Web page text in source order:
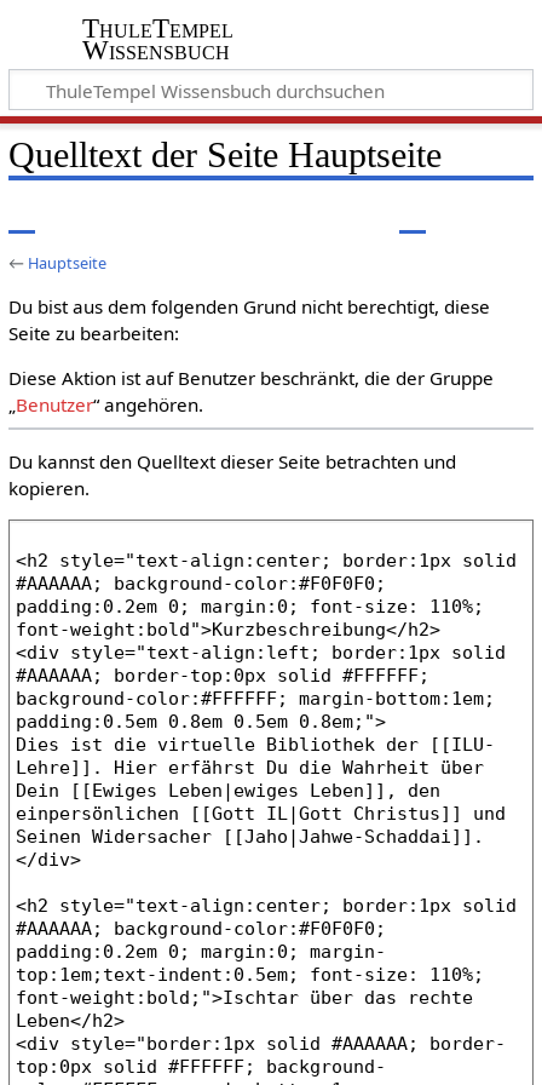
ThuleTempel
Wissensbuch
Quelltext der Seite Hauptseite
← Hauptseite
Du bist aus dem folgenden Grund nicht berechtigt, diese
Seite zu bearbeiten:
Diese Aktion ist auf Benutzer beschränkt, die der Gruppe
„Benutzer“ angehören.
Du kannst den Quelltext dieser Seite betrachten und
kopieren.